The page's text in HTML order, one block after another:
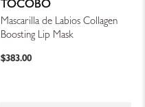
TOCOBO
Mascarilla de Labios Collagen
Boosting Lip Mask
$383.00